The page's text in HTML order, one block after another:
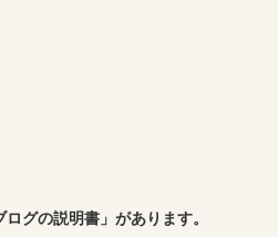
グの説明書」があります。